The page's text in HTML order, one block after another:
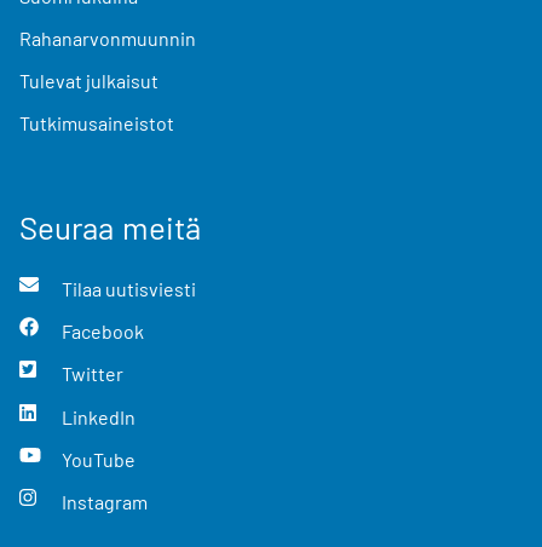
Rahanarvonmuunnin
Tulevat julkaisut
Tutkimusaineistot
Seuraa meitä
Tilaa uutisviesti
Facebook
Twitter
LinkedIn
YouTube
Instagram